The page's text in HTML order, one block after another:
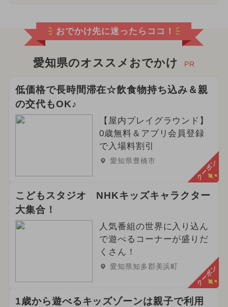
おでかけ先に迷ったらココ！
愛知県のオススメおでかけ PR
低価格で長時間滞在☆飲食物持ち込み＆親
の交代もOK♪
【屋内プレイグラウンド】
0歳無料＆アプリ会員登録
で入場料割引
愛知県豊橋市 クーポン
こどもスタジオ NHKキッズキャラクター
大集合！
人気番組の世界に入り込ん
で遊べるコーナーが盛りだ
くさん！
愛知県知多郡美浜町 クーポン
1歳から遊べるキッズゾーンは親子で利用